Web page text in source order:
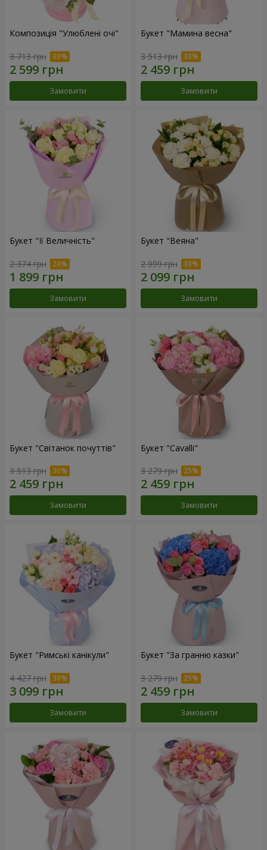
Композиція "Улюблені очі"
3 713 грн
Замовити
Букет "Мамина весна"
3 513 грн
Замовити
Букет "Її Величність"
2 374 грн
Замовити
Букет "Веяна"
2 999 грн
Замовити
Букет "Світанок почуттів"
3 513 грн
Замовити
Букет "Cаvalli"
3 279 грн
Замовити
Букет "Римські канікули"
4 427 грн
Замовити
Букет "За гранню казки"
3 279 грн
Замовити